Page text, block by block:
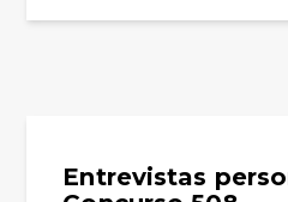
Entrevistas